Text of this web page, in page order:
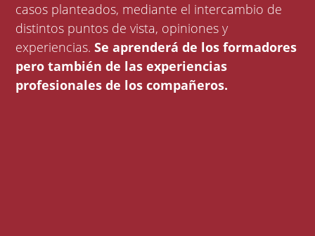
casos planteados, mediante el intercambio de
distintos puntos de vista, opiniones y
experiencias.Se aprenderá de los formadores
pero también de las experiencias
profesionales de los compañeros.